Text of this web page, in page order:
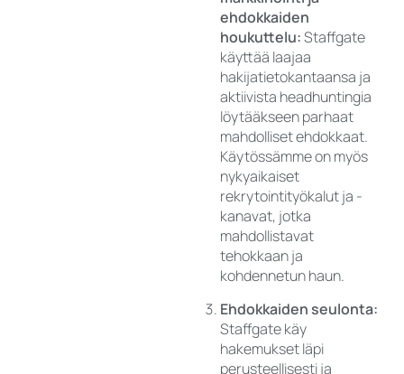
ehdokkaiden
houkuttelu:Staffgate
käyttää laajaa
hakijatietokantaansa ja
aktiivista headhuntingia
löytääkseen parhaat
mahdolliset ehdokkaat.
Käytössämme on myös
nykyaikaiset
rekrytointityökalut ja -
kanavat, jotka
mahdollistavat
tehokkaan ja
kohdennetun haun.
Ehdokkaiden seulonta:
Staffgate käy
hakemukset läpi
perusteellisesti ja